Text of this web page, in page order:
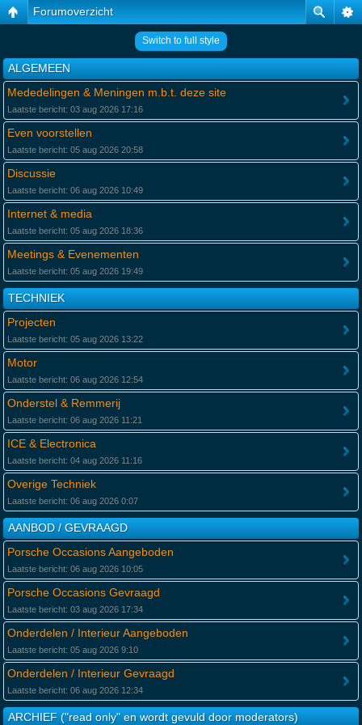
Forumoverzicht
Switch to full style
ALGEMEEN
Mededelingen & Meningen m.b.t. deze site
Laatste bericht: 03 aug 2026 17:16
Even voorstellen
Laatste bericht: 05 aug 2026 20:58
Discussie
Laatste bericht: 06 aug 2026 10:49
Internet & media
Laatste bericht: 05 aug 2026 18:36
Meetings & Evenementen
Laatste bericht: 05 aug 2026 19:49
TECHNIEK
Projecten
Laatste bericht: 05 aug 2026 13:22
Motor
Laatste bericht: 06 aug 2026 12:54
Onderstel & Remmerij
Laatste bericht: 06 aug 2026 11:21
ICE & Electronica
Laatste bericht: 04 aug 2026 11:16
Overige Techniek
Laatste bericht: 06 aug 2026 0:07
AANBOD / GEVRAAGD
Porsche Occasions Aangeboden
Laatste bericht: 06 aug 2026 10:05
Porsche Occasions Gevraagd
Laatste bericht: 03 aug 2026 17:34
Onderdelen / Interieur Aangeboden
Laatste bericht: 05 aug 2026 9:10
Onderdelen / Interieur Gevraagd
Laatste bericht: 06 aug 2026 12:34
ARCHIEF ("read only" en wordt gevuld door moderators)